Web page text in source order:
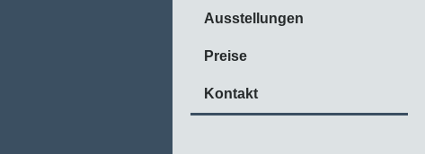
Ausstellungen
Preise
Kontakt